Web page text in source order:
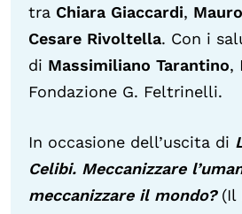
tra Chiara Giaccardi,
Cesare Rivoltella. Con i
di Massimiliano Tarantino,
Fondazione G. Feltrinelli.
In occasione dell’uscita di
Celibi. Meccanizzare
meccanizzare il mondo?(Il